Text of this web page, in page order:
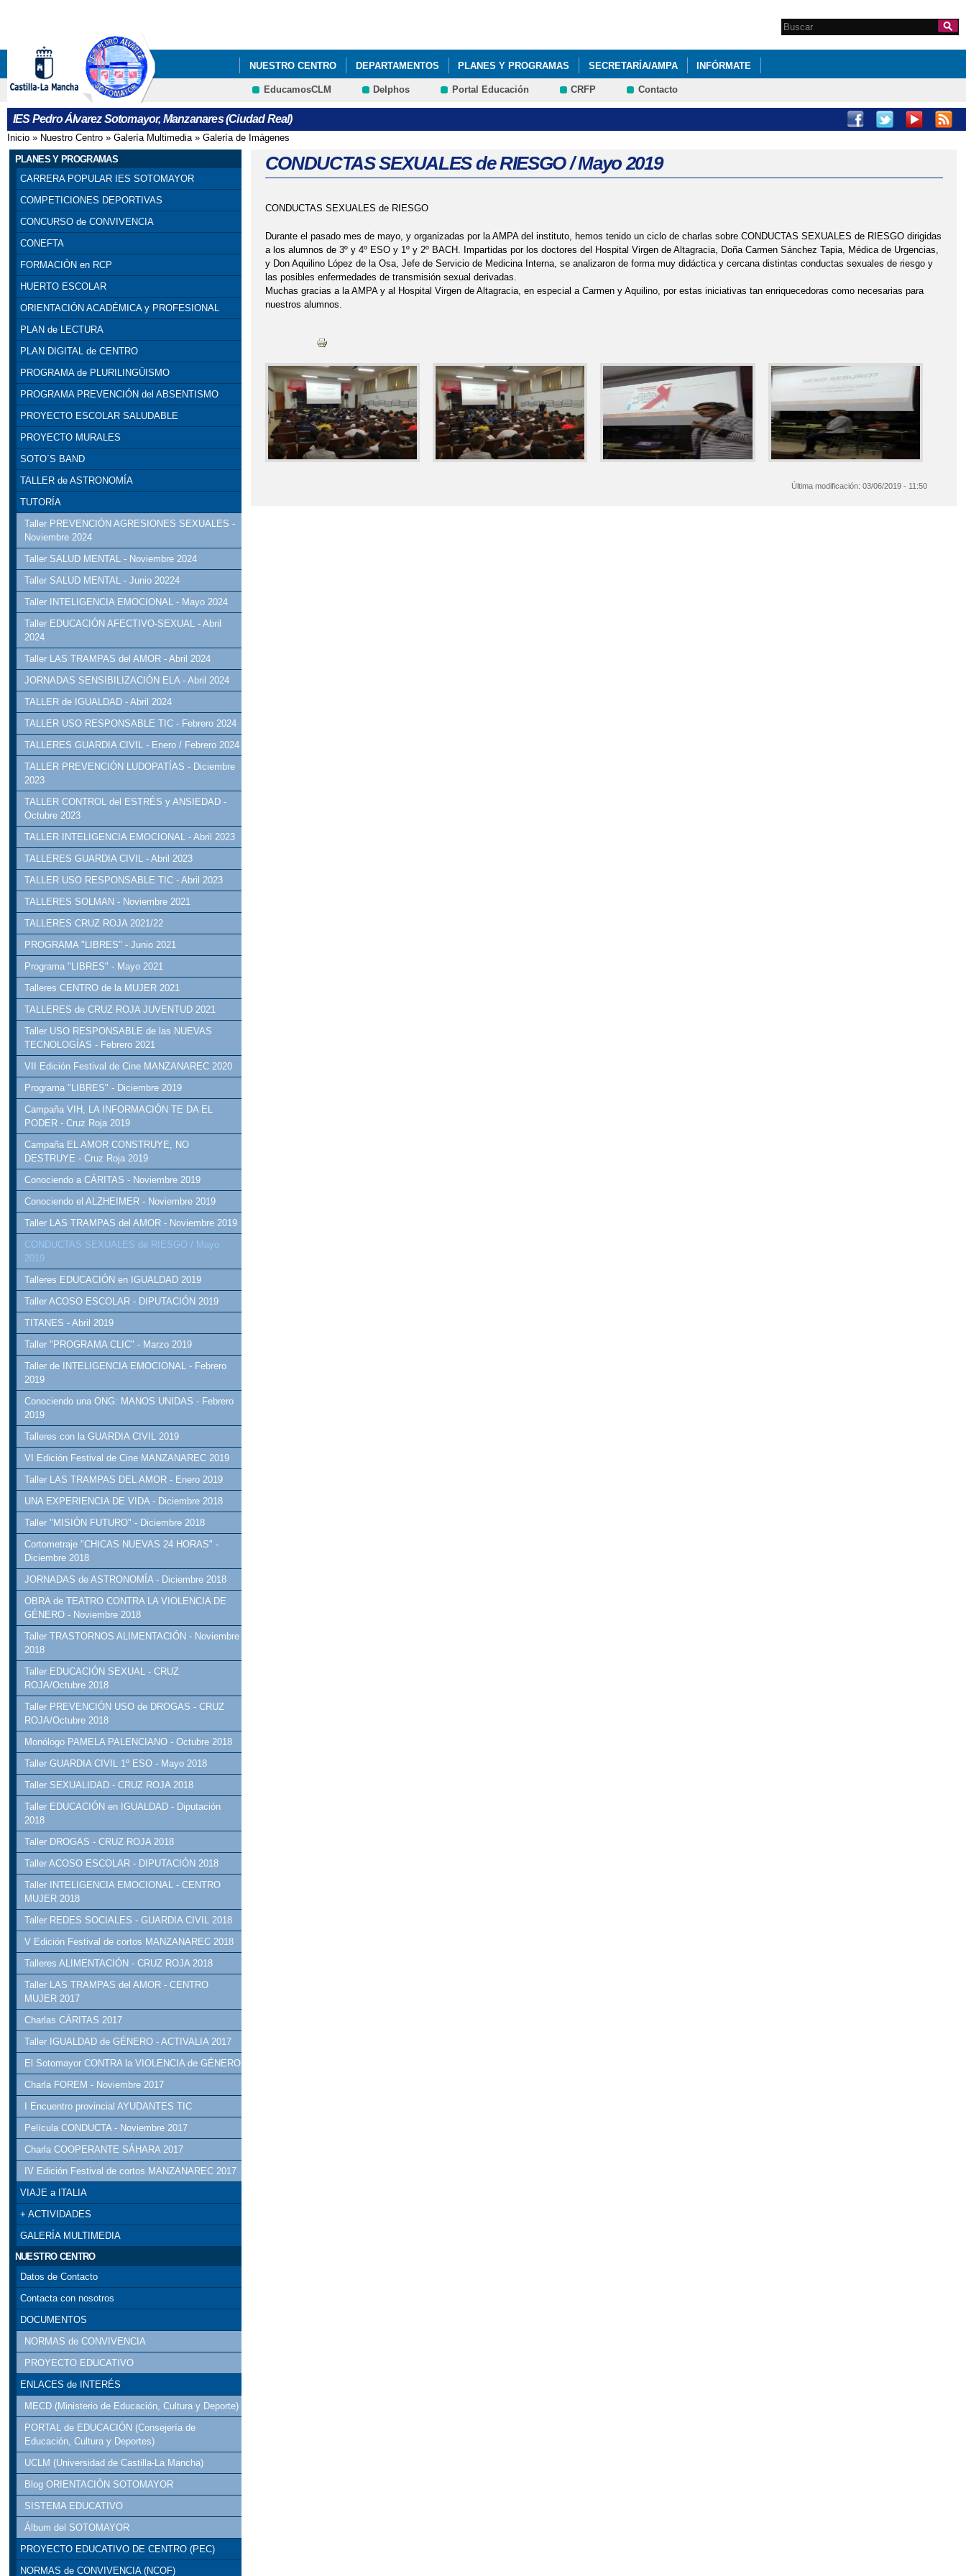
Formulario de
Search this site
NUESTRO CENTRO DEPARTAMENTOS PLANES Y PROGRAMAS SECRETARÍA/AMPA INFÓRMATE
EducamosCLM Delphos Portal Educación CRFP Contacto
IES Pedro Álvarez Sotomayor, Manzanares (Ciudad Real)
Se encuentra usted aquí
Inicio » Nuestro Centro » Galería Multimedia» Galería de Imágenes
PLANES Y PROGRAMAS
CARRERA POPULAR IES SOTOMAYOR
COMPETICIONES DEPORTIVAS
CONCURSO de CONVIVENCIA
CONEFTA
FORMACIÓN en RCP
HUERTO ESCOLAR
ORIENTACIÓN ACADÉMICA y PROFESIONAL
PLAN de LECTURA
PLAN DIGITAL de CENTRO
PROGRAMA de PLURILINGÜISMO
PROGRAMA PREVENCIÓN del ABSENTISMO
PROYECTO ESCOLAR SALUDABLE
PROYECTO MURALES
SOTO´S BAND
TALLER de ASTRONOMÍA
TUTORÍA
Taller PREVENCIÓN AGRESIONES SEXUALES -
Noviembre 2024
Taller SALUD MENTAL - Noviembre 2024
Taller SALUD MENTAL - Junio 20224
Taller INTELIGENCIA EMOCIONAL - Mayo 2024
Taller EDUCACIÓN AFECTIVO-SEXUAL - Abril
2024
Taller LAS TRAMPAS del AMOR - Abril 2024
JORNADAS SENSIBILIZACIÓN ELA - Abril 2024
TALLER de IGUALDAD - Abril 2024
TALLER USO RESPONSABLE TIC - Febrero 2024
TALLERES GUARDIA CIVIL - Enero / Febrero 2024
TALLER PREVENCIÓN LUDOPATÍAS - Diciembre
2023
TALLER CONTROL del ESTRÉS y ANSIEDAD -
Octubre 2023
TALLER INTELIGENCIA EMOCIONAL - Abril 2023
TALLERES GUARDIA CIVIL - Abril 2023
TALLER USO RESPONSABLE TIC - Abril 2023
TALLERES SOLMAN - Noviembre 2021
TALLERES CRUZ ROJA 2021/22
PROGRAMA "LIBRES" - Junio 2021
Programa "LIBRES" - Mayo 2021
Talleres CENTRO de la MUJER 2021
TALLERES de CRUZ ROJA JUVENTUD 2021
Taller USO RESPONSABLE de las NUEVAS
TECNOLOGÍAS - Febrero 2021
VII Edición Festival de Cine MANZANAREC 2020
Programa "LIBRES" - Diciembre 2019
Campaña VIH, LA INFORMACIÓN TE DA EL
PODER - Cruz Roja 2019
Campaña EL AMOR CONSTRUYE, NO
DESTRUYE - Cruz Roja 2019
Conociendo a CÁRITAS - Noviembre 2019
Conociendo el ALZHEIMER - Noviembre 2019
Taller LAS TRAMPAS del AMOR - Noviembre 2019
CONDUCTAS SEXUALES de RIESGO / Mayo
2019
Talleres EDUCACIÓN en IGUALDAD 2019
Taller ACOSO ESCOLAR - DIPUTACIÓN 2019
TITANES - Abril 2019
Taller "PROGRAMA CLIC" - Marzo 2019
Taller de INTELIGENCIA EMOCIONAL - Febrero
2019
Conociendo una ONG: MANOS UNIDAS - Febrero
2019
Talleres con la GUARDIA CIVIL 2019
VI Edición Festival de Cine MANZANAREC 2019
Taller LAS TRAMPAS DEL AMOR - Enero 2019
UNA EXPERIENCIA DE VIDA - Diciembre 2018
Taller "MISIÓN FUTURO" - Diciembre 2018
Cortometraje "CHICAS NUEVAS 24 HORAS" -
Diciembre 2018
JORNADAS de ASTRONOMÍA - Diciembre 2018
OBRA de TEATRO CONTRA LA VIOLENCIA DE
GÉNERO - Noviembre 2018
Taller TRASTORNOS ALIMENTACIÓN - Noviembre
2018
Taller EDUCACIÓN SEXUAL - CRUZ
ROJA/Octubre 2018
Taller PREVENCIÓN USO de DROGAS - CRUZ
ROJA/Octubre 2018
Monólogo PAMELA PALENCIANO - Octubre 2018
Taller GUARDIA CIVIL 1º ESO - Mayo 2018
Taller SEXUALIDAD - CRUZ ROJA 2018
Taller EDUCACIÓN en IGUALDAD - Diputación
2018
Taller DROGAS - CRUZ ROJA 2018
Taller ACOSO ESCOLAR - DIPUTACIÓN 2018
Taller INTELIGENCIA EMOCIONAL - CENTRO
MUJER 2018
Taller REDES SOCIALES - GUARDIA CIVIL 2018
V Edición Festival de cortos MANZANAREC 2018
Talleres ALIMENTACIÓN - CRUZ ROJA 2018
Taller LAS TRAMPAS del AMOR - CENTRO
MUJER 2017
Charlas CÁRITAS 2017
Taller IGUALDAD de GÉNERO - ACTIVALIA 2017
El Sotomayor CONTRA la VIOLENCIA de GÉNERO
Charla FOREM - Noviembre 2017
I Encuentro provincial AYUDANTES TIC
Película CONDUCTA - Noviembre 2017
Charla COOPERANTE SÁHARA 2017
IV Edición Festival de cortos MANZANAREC 2017
VIAJE a ITALIA
+ ACTIVIDADES
GALERÍA MULTIMEDIA
NUESTRO CENTRO
Datos de Contacto
Contacta con nosotros
DOCUMENTOS
NORMAS de CONVIVENCIA
PROYECTO EDUCATIVO
ENLACES de INTERÉS
MECD (Ministerio de Educación, Cultura y Deporte)
PORTAL de EDUCACIÓN (Consejería de
Educación, Cultura y Deportes)
UCLM (Universidad de Castilla-La Mancha)
Blog ORIENTACIÓN SOTOMAYOR
SISTEMA EDUCATIVO
Álbum del SOTOMAYOR
PROYECTO EDUCATIVO DE CENTRO (PEC)
NORMAS de CONVIVENCIA (NCOF)
CONDUCTAS SEXUALES de RIESGO / Mayo 2019
CONDUCTAS SEXUALES de RIESGO
Durante el pasado mes de mayo, y organizadas por la AMPA del instituto, hemos tenido un ciclo de charlas sobre CONDUCTAS SEXUALES de RIESGO dirigidas
a los alumnos de 3º y 4º ESO y 1º y 2º BACH. Impartidas por los doctores del Hospital Virgen de Altagracia, Doña Carmen Sánchez Tapia, Médica de Urgencias,
y Don Aquilino López de la Osa, Jefe de Servicio de Medicina Interna, se analizaron de forma muy didáctica y cercana distintas conductas sexuales de riesgo y
las posibles enfermedades de transmisión sexual derivadas.
Muchas gracias a la AMPA y al Hospital Virgen de Altagracia, en especial a Carmen y Aquilino, por estas iniciativas tan enriquecedoras como necesarias para
nuestros alumnos.
Última modificación:03/06/2019 - 11:50